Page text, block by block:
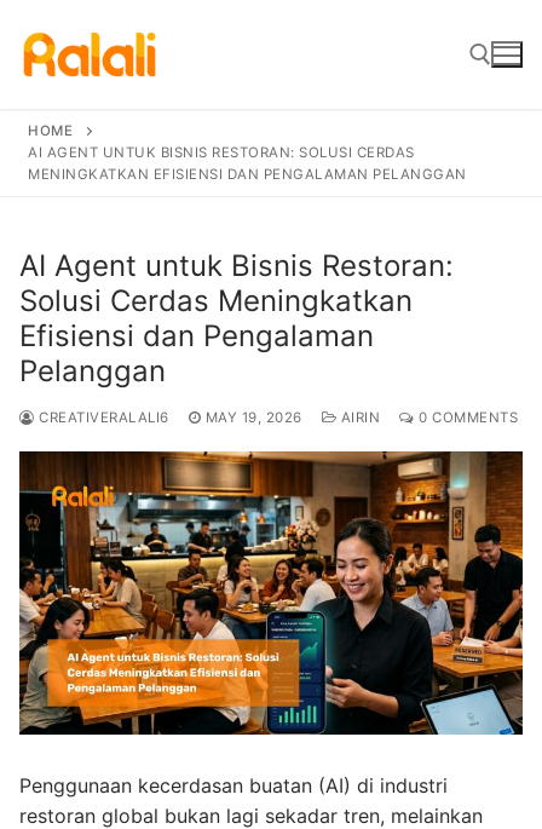
content
Search for:
HOME
AI AGENT UNTUK BISNIS RESTORAN: SOLUSI CERDAS
MENINGKATKAN EFISIENSI DAN PENGALAMAN PELANGGAN
AI Agent untuk Bisnis Restoran:
Solusi Cerdas Meningkatkan
Efisiensi dan Pengalaman
Pelanggan
CREATIVERALALI6 MAY 19, 2026 AIRIN 0 COMMENTS
Penggunaan kecerdasan buatan (AI) di industri
restoran global bukan lagi sekadar tren, melainkan